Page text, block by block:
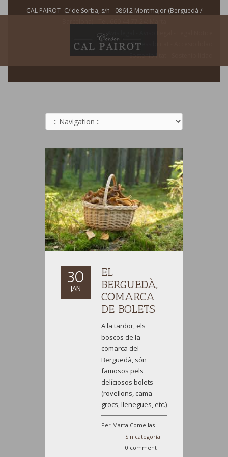
30
JAN
EL
BERGUEDÀ,
COMARCA
DE BOLETS
A la tardor, els
boscos de la
comarca del
Berguedà, són
famosos pels
delíciosos bolets
(rovellons, cama-
grocs, llenegues, etc.)
Per Marta Comellas
|
Sin categoría
|
0 comment
CAL PAIROT- C/ de Sorba, s/n - 08612 Montmajor (Berguedà /
Avís legal - Aviso Legal - Legal Notice
Accessibilitat - Accesibilidad
Sostenibilitat - Sostenibilidad